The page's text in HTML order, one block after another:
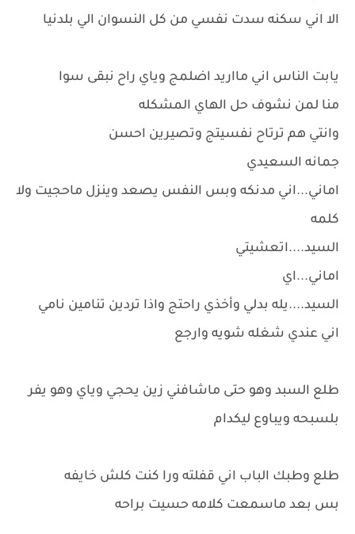
الا اني سكنه سدت نفسي من كل النسوان الي بلدنيا
يابت الناس اني مااريد اضلمج وياي راح نبقى سوا
منا لمن نشوف حل الهاي المشكله
وانتي هم ترتاح نفسيتج وتصيرين احسن
جمانه السعيدي
اماني...اني مدنكه وبس النفس يصعد وينزل ماحجيت ولا
كلمه
السيد....اتعشيتي
اماني...اي
السيد....يله بدلي وأخذي راحتج واذا تردين تنامين نامي
اني عندي شغله شويه وارجع
طلع السبد وهو حتى ماشافني زين يحجي وياي وهو يفر
بلسبحه ويباوع ليكدام
طلع وطبك الباب اني قفلته ورا كنت كلش خايفه
بس بعد ماسمعت كلامه حسيت براحه